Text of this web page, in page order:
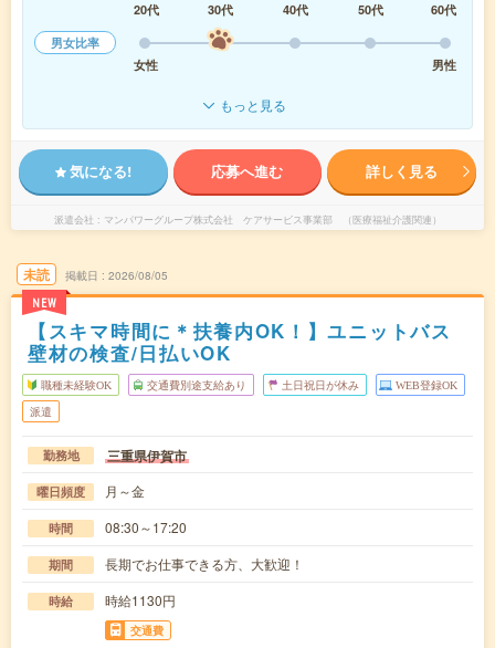
20代
30代 40代 50代
60代
男女比率
女性
男性
もっと見る
気になる! 応募へ進む 詳しく見る
派遣会社 マンパワーグループ株式会社 ケアサービス事業部 （医療福祉介護関連）
未読
NEW
掲載日 2026/08/05
【スキマ時間に＊扶養内OK！】ユニットバス
壁材の検査/日払いOK
職種未経験OK 交通費別途支給あり 土日祝日が休み WEB登録OK
派遣
勤務地 三重県伊賀市
曜日頻度 月～金
時間 08:30～17:20
期間 長期でお仕事できる方、大歓迎！
時給 時給1130円
交通費